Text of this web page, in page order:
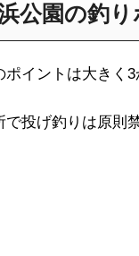
公園の釣
イントは大きく3
投げ釣りは原則